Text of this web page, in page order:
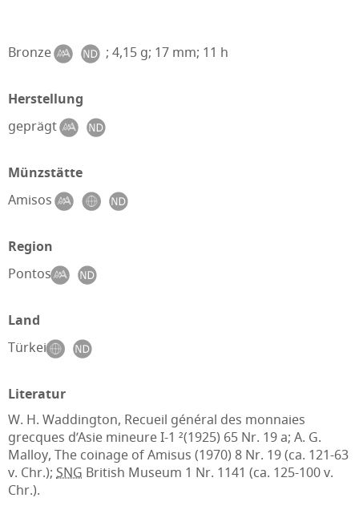
Bronze ; 4,15 g; 17 mm; 11 h
Herstellung
geprägt
Münzstätte
Amisos
Region
Pontos
Land
Türkei
Literatur
W. H. Waddington, Recueil général des monnaies
grecques d’Asie mineure I-1 ²(1925) 65 Nr. 19 a; A. G.
Malloy, The coinage of Amisus (1970) 8 Nr. 19 (ca. 121-63
v. Chr.); SNG British Museum 1 Nr. 1141 (ca. 125-100 v.
Chr.).